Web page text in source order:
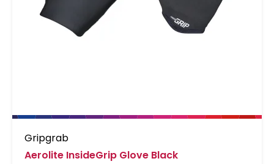
Gripgrab
Aerolite InsideGrip Glove Black